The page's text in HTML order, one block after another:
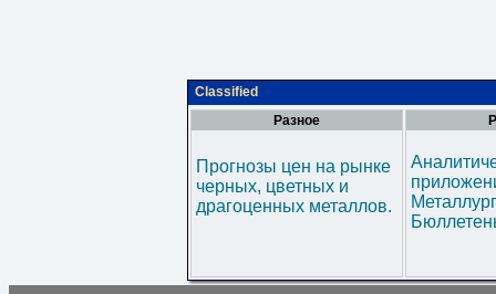
Classified
Разное
Прогнозы цен на рынке
черных, цветных и
драгоценных металлов.